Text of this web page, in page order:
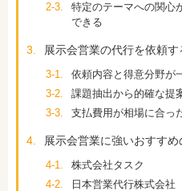
2-3.
特定のテーマへの関心
できる
3. 展示会営業の代行を依頼
3-1.
依頼内容と得意分野が
3-2.
課題抽出から的確な提
3-3.
支払費用が相場に合っ
4. 展示会営業に強いおすす
4-1.
株式会社タスク
4-2.
日本営業代行株式会社